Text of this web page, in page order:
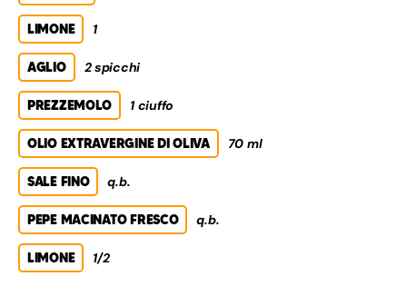
LIMONE 1
AGLIO 2 spicchi
PREZZEMOLO 1 ciuffo
OLIO EXTRAVERGINE DI OLIVA 70 ml
SALE FINO q.b.
PEPE MACINATO FRESCO q.b.
LIMONE 1/2